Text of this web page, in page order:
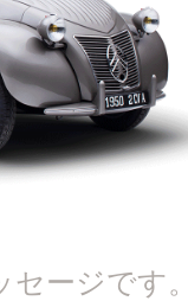
セージです